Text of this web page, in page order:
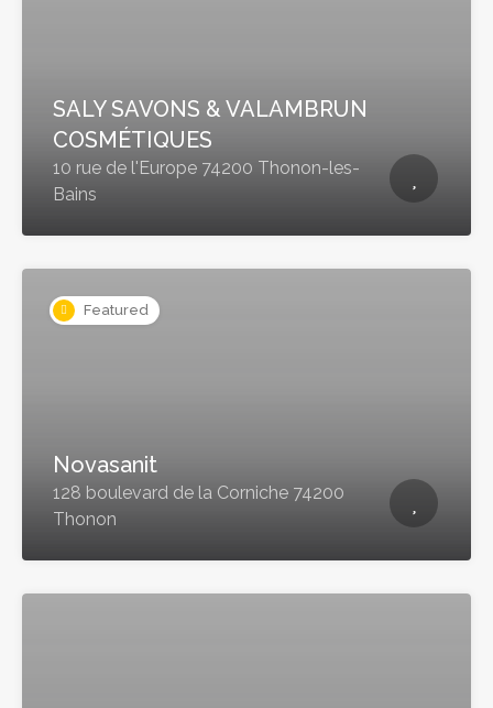
SALY SAVONS & VALAMBRUN
COSMÉTIQUES
10 rue de l'Europe 74200 Thonon-les-
Bains
Featured
Novasanit
128 boulevard de la Corniche 74200
Thonon